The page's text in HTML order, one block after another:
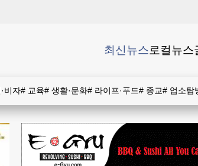
최신뉴스로컬뉴스
비자# 교육# 생활·문화# 라이프·푸드# 종교# 업소탐